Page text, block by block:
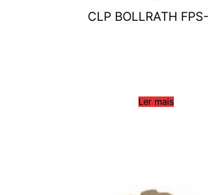
CLP BOLLRATH
Ler mais